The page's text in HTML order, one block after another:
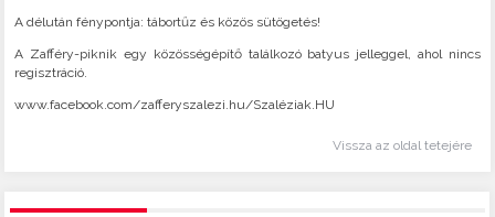
A délután fénypontja: tábortűz és közös sütögetés!
A Zafféry-piknik egy közösségépítő találkozó batyus jelleggel, ahol nincs
regisztráció.
www.facebook.com/zafferyszalezi.hu/Szaléziak.HU
Vissza az oldal tetejére